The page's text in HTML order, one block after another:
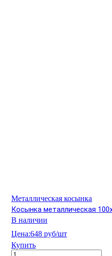
Металлическая косынка
Косынка металлическая
В наличии
Цена:648 руб/шт
Купить